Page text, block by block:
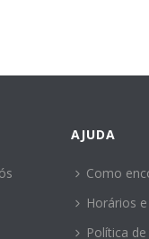
AJUDA
Como
Horários
Política